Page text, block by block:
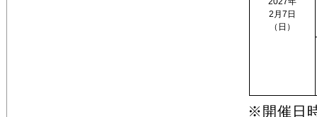
2月7日
（日）
※開催日